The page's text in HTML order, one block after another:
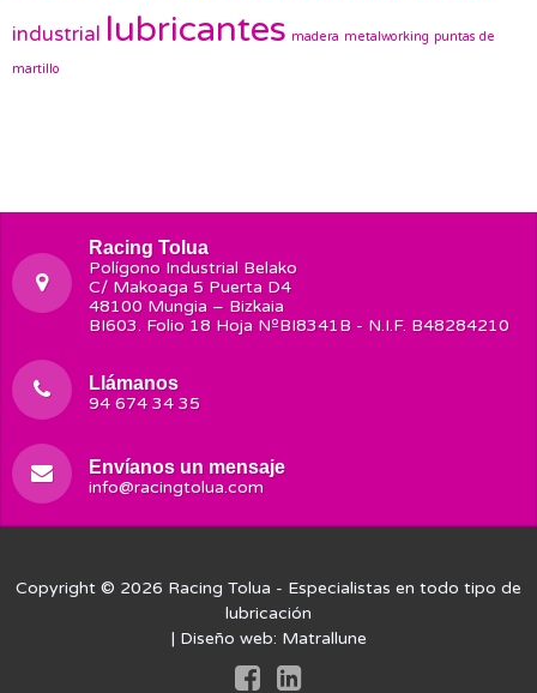
industrial lubricantes madera metalworking puntas de
martillo
Racing Tolua
Polígono Industrial Belako
C/ Makoaga 5 Puerta D4
48100 Mungia – Bizkaia
BI603. Folio 18 Hoja NºBI8341B - N.I.F. B48284210
Llámanos
94 674 34 35
Envíanos un mensaje
info@racingtolua.com
Copyright © 2026 Racing Tolua - Especialistas en todo tipo de
lubricación
| Diseño web: Matrallune